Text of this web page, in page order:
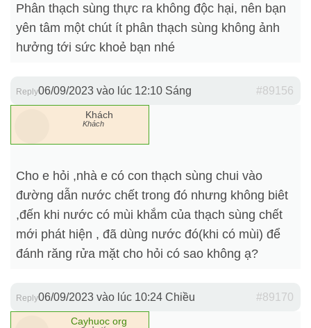
Phân thạch sùng thực ra không độc hại, nên bạn
yên tâm một chút ít phân thạch sùng không ảnh
hưởng tới sức khoẻ bạn nhé
06/09/2023 vào lúc 12:10 Sáng #89156
Reply
Khách
Khách
Cho e hỏi ,nhà e có con thạch sùng chui vào
đường dẫn nước chết trong đó nhưng không biêt
,đến khi nước có mùi khắm của thạch sùng chết
mới phát hiện , đã dùng nước đó(khi có mùi) để
đánh răng rửa mặt cho hỏi có sao không ạ?
06/09/2023 vào lúc 10:24 Chiều #89170
Reply
Cayhuoc org